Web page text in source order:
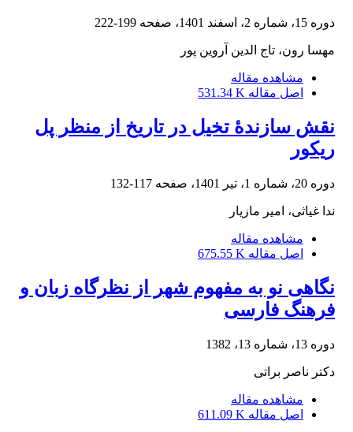
دوره 15، شماره 2، اسفند 1401، صفحه 199-222
مهسا رون، تاج الدین آروین پور
مشاهده مقاله
اصل مقاله 531.34 K
نقش سازندۀ تخیل در تاریخ از منظر پل
ریکور
دوره 20، شماره 1، تیر 1401، صفحه 117-132
ندا غیاثی، امیر مازیار
مشاهده مقاله
اصل مقاله 675.55 K
نگاهی نو به مفهوم شهر از نظرگاه زبان و
فرهنگ فارسی
دوره 13، شماره 13، 1382
دکتر ناصر براتی
مشاهده مقاله
اصل مقاله 611.09 K